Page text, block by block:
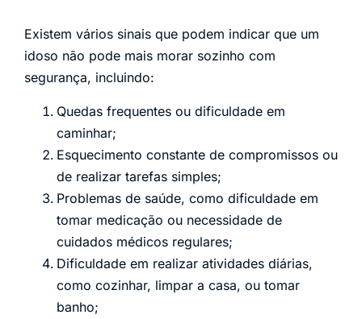
Existem vários sinais que podem indicar que um
idoso não pode mais morar sozinho com
segurança, incluindo:
Quedas frequentes ou dificuldade em
caminhar;
Esquecimento constante de compromissos ou
de realizar tarefas simples;
Problemas de saúde, como dificuldade em
tomar medicação ou necessidade de
cuidados médicos regulares;
Dificuldade em realizar atividades diárias,
como cozinhar, limpar a casa, ou tomar
banho;